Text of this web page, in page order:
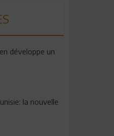
développe un
la nouvelle